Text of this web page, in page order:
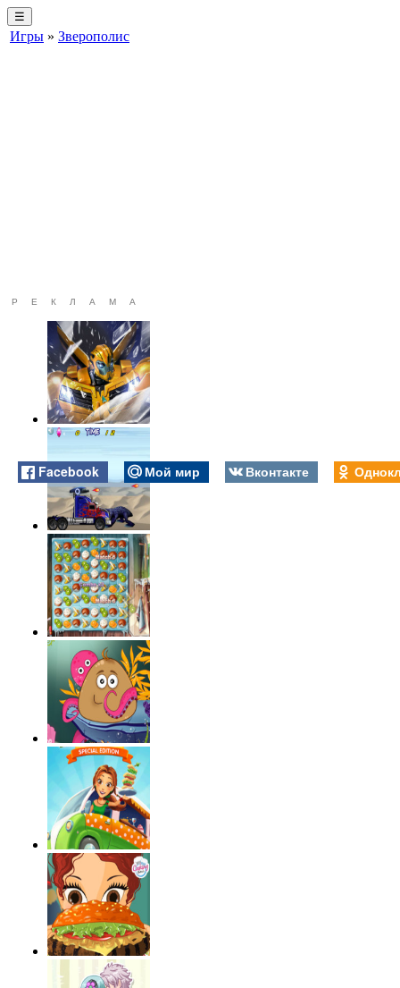
☰
Игры » Зверополис
РЕКЛАМА
Facebook Мой мир Вконтакте